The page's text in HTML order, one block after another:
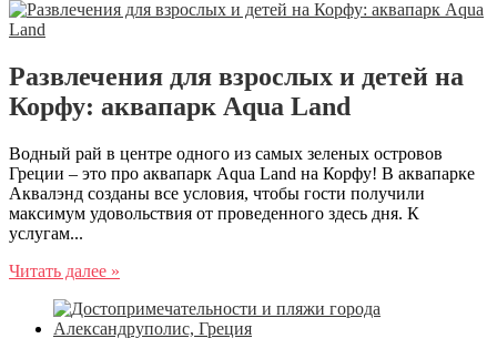
Развлечения для взрослых и детей на
Корфу: аквапарк Aqua Land
Водный рай в центре одного из самых зеленых островов
Греции – это про аквапарк Aqua Land на Корфу! В аквапарке
Аквалэнд созданы все условия, чтобы гости получили
максимум удовольствия от проведенного здесь дня. К
услугам...
Читать далее »